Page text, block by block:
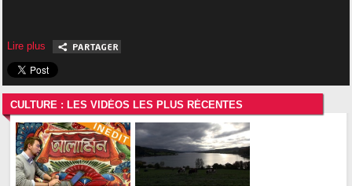
Lire plus
CULTURE : LES VIDÉOS LES PLUS RÉCENTES